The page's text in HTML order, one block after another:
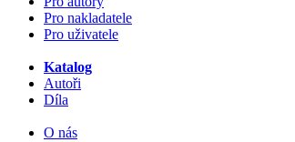
Pro nakladatele
Pro uživatele
Katalog
Autoři
Díla
O nás